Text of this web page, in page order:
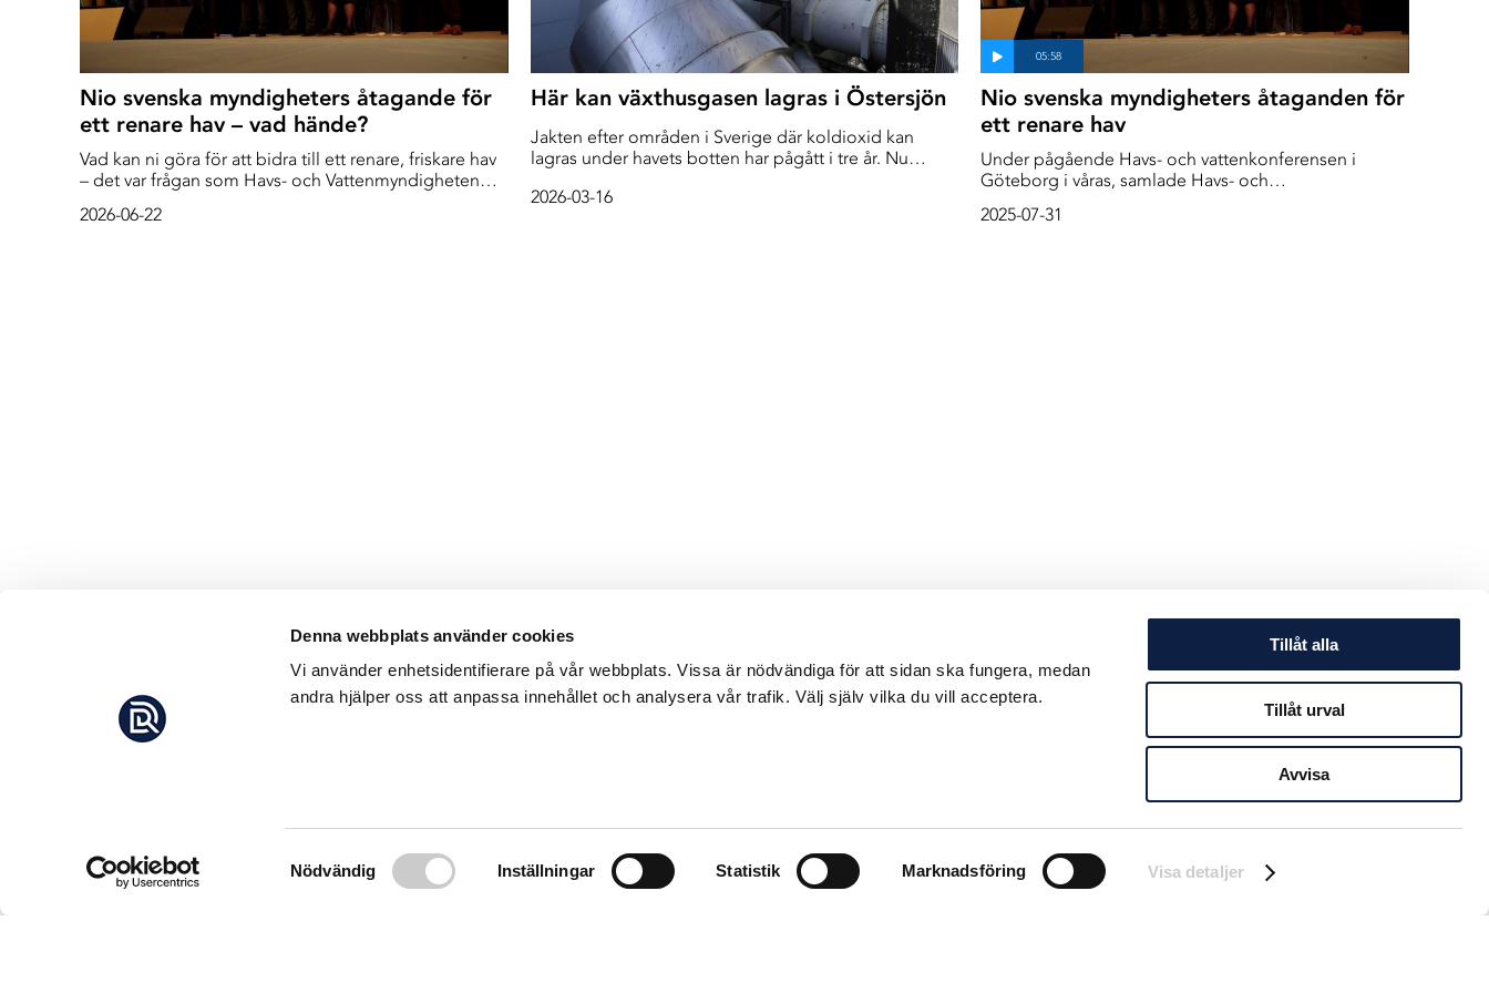
Denna webbplats använder cookies
Vi använder enhetsidentifierare på vår webbplats. Vissa är nödvändiga för att sidan ska fungera, medan
andra hjälper oss att anpassa innehållet och analysera vår trafik. Välj själv vilka du vill acceptera.
Samtyckesval
Nödvändig Inställningar Statistik Marknadsföring Visa detaljer
Tillåt alla
Tillåt urval
Avvisa
Nio svenska myndigheters åtagande för
ett renare hav – vad hände?
Vad kan ni göra för att bidra till ett renare, friskare hav
– det var frågan som Havs- och Vattenmyndigheten
Nio chefer antog utmaningen och gjorde varsitt
2026-06-22
Här kan växthusgasen lagras i Östersjön
Jakten efter områden i Sverige där koldioxid kan
lagras under havets botten har pågått i tre år. Nu
prover och resultaten hittills är väldigt lovande, säger
2026-03-16
Nio svenska myndigheters åtaganden för
ett renare hav
Under pågående Havs- och vattenkonferensen i
Göteborg i våras, samlade Havs- och
myndigheter för ett samtal om vad de alla kan göra för
2025-07-31